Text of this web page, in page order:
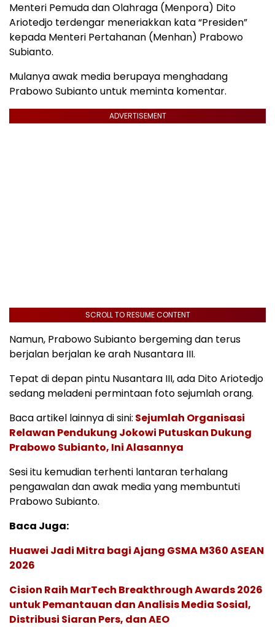
Menteri Pemuda dan Olahraga (Menpora) Dito
Ariotedjo terdengar meneriakkan kata “Presiden”
kepada Menteri Pertahanan (Menhan) Prabowo
Subianto.
Mulanya awak media berupaya menghadang
Prabowo Subianto untuk meminta komentar.
ADVERTISEMENT
SCROLL TO RESUME CONTENT
Namun, Prabowo Subianto bergeming dan terus
berjalan berjalan ke arah Nusantara III.
Tepat di depan pintu Nusantara III, ada Dito Ariotedjo
sedang meladeni permintaan foto sejumlah orang.
Baca artikel lainnya di sini: Sejumlah Organisasi
Relawan Pendukung Jokowi Putuskan Dukung
Prabowo Subianto, Ini Alasannya
Sesi itu kemudian terhenti lantaran terhalang
pengawalan dan awak media yang membuntuti
Prabowo Subianto.
Baca Juga:
Huawei Jadi Mitra bagi Ajang GSMA M360 ASEAN
2026
Cision Raih MarTech Breakthrough Awards 2026
untuk Pemantauan dan Analisis Media Sosial,
Distribusi Siaran Pers, dan AEO